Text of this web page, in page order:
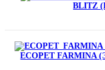
BLITZ
ECOPET